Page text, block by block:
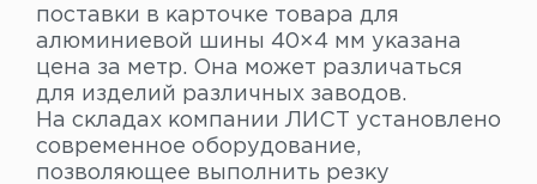
поставки в карточке товара для
алюминиевой шины 40×4 мм указана
цена за метр. Она может различаться
для изделий различных заводов.
На складах компании ЛИСТ установлено
современное оборудование,
позволяющее выполнить резку